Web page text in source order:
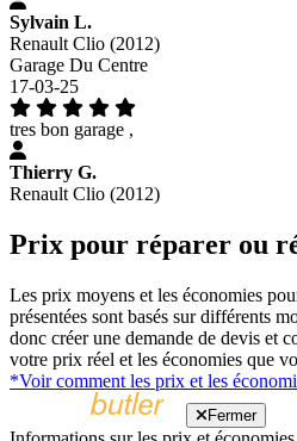
Sylvain L.
Renault Clio (2012)
Garage Du Centre
17-03-25
tres bon garage ,
Thierry G.
Renault Clio (2012)
Prix pour réparer ou
Les prix moyens et les économies
présentées sont basés sur différents
donc créer une demande de devis et
votre prix réel et les économies que
*Voir comment les prix et les
Fermer